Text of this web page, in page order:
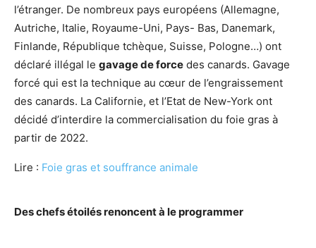
l’étranger. De nombreux pays européens (Allemagne,
Autriche, Italie, Royaume-Uni, Pays- Bas, Danemark,
Finlande, République tchèque, Suisse, Pologne…) ont
déclaré illégal le gavage de force des canards. Gavage
forcé qui est la technique au cœur de l’engraissement
des canards. La Californie, et l’Etat de New-York ont
décidé d’interdire la commercialisation du foie gras à
partir de 2022.
Lire : Foie gras et souffrance animale
Des chefs étoilés renoncent à le programmer